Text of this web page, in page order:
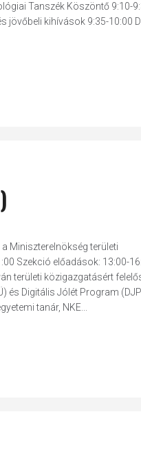
Tanszék Köszöntő 9:10-
jövőbeli kihívások 9:35-10:00
Miniszterelnökség területi
Szekció előadások: 13:00-
területi közigazgatásért
és Digitális Jólét Program
tanár, NKE...